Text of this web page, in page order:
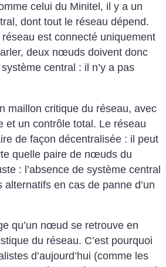
celui du Minitel, il y a un
dont tout le réseau dépend.
est connecté uniquement
deux nœuds doivent donc
central : il n’y a pas
maillon critique du réseau, avec
et un contrôle total. Le réseau
de façon décentralisée : il peut
quelle paire de nœuds du
: l’absence de système central
en cas de panne d’un
qu’un nœud se retrouve en
du réseau. C’est pourquoi
d’aujourd’hui (comme les